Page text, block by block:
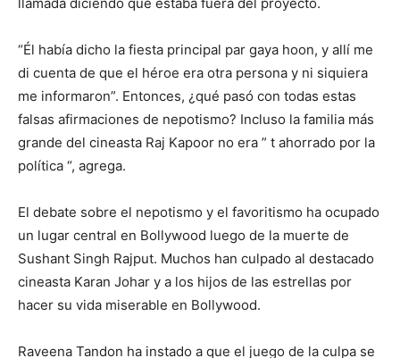
“Él había dicho la fiesta principal par gaya hoon, y allí me
di cuenta de que el héroe era otra persona y ni siquiera
me informaron”. Entonces, ¿qué pasó con todas estas
falsas afirmaciones de nepotismo? Incluso la familia más
grande del cineasta Raj Kapoor no era ” t ahorrado por la
política “, agrega.
El debate sobre el nepotismo y el favoritismo ha ocupado
un lugar central en Bollywood luego de la muerte de
Sushant Singh Rajput. Muchos han culpado al destacado
cineasta Karan Johar y a los hijos de las estrellas por
hacer su vida miserable en Bollywood.
Raveena Tandon ha instado a que el juego de la culpa se